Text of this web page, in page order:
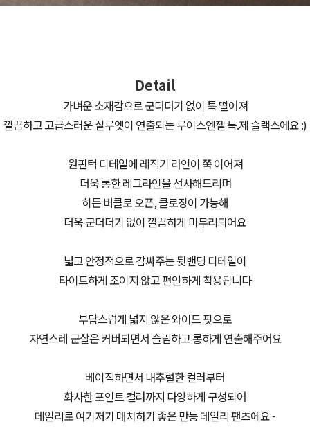
Detail
가벼운 소재감으로 군더더기 없이 툭 떨어져
깔끔하고 고급스러운 실루엣이 연출되는 루이스엔젤 특.제 슬랙스에요 :)
원핀턱 디테일에 레직기 라인이 쭉 이어져
더욱 롱한 레그라인을 선사해드리며
히든 버클로 오픈, 클로징이 가능해
더욱 군더더기 없이 깔끔하게 마무리되어요
넓고 안정적으로 감싸주는 뒷밴딩 디테일이
타이트하게 조이지 않고 편안하게 착용됩니다
부담스럽게 넓지 않은 와이드 핏으로
자연스레 군살은 커버되면서 슬림하고 롱하게 연출해주어요
베이직하면서 내추럴한 컬러부터
화사한 포인트 컬러까지 다양하게 구성되어
데일리로 여기저기 매치하기 좋은 만능 데일리 팬츠에요~